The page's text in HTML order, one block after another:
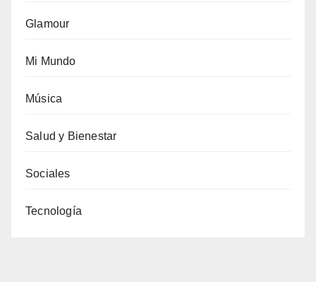
Glamour
Mi Mundo
Música
Salud y Bienestar
Sociales
Tecnología